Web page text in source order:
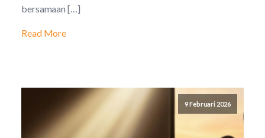
bersamaan […]
Read More
9 Februari 2026